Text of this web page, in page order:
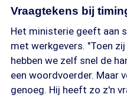
Vraagtekens bij
Het ministerie geeft aan
met werkgevers. "Toen
hebben we zelf snel de
een woordvoerder. Maar
genoeg. Hij heeft zo z'n